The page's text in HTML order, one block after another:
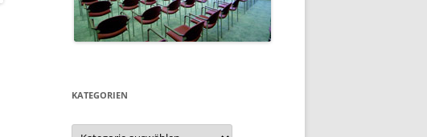
KATEGORIEN
Kategorien